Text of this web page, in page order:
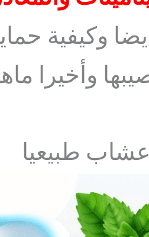
وكيفية
وأخيرا
طبيعيا